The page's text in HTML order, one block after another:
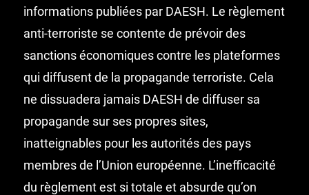
informations publiées par DAESH. Le règlement
anti-terroriste se contente de prévoir des
sanctions économiques contre les plateformes
qui diffusent de la propagande terroriste. Cela
ne dissuadera jamais DAESH de diffuser sa
propagande sur ses propres sites,
inatteignables pour les autorités des pays
membres de l’Union européenne. L’inefficacité
du règlement est si totale et absurde qu’on